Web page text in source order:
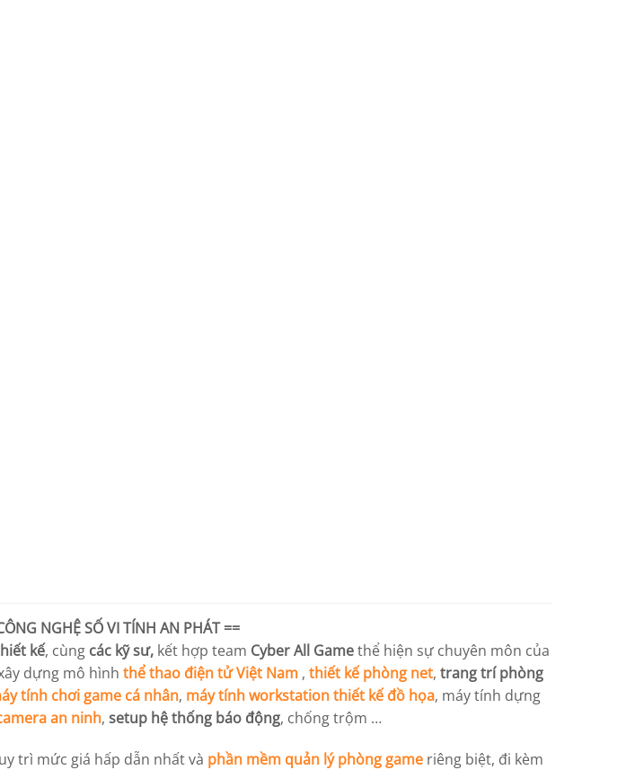
NGHỆ SỐ VI TÍNH AN PHÁT==
kế, cùng các kỹ sư, kết hợp team Cyber All Gamethể hiện sự chuyên môn của
dựng mô hình thể thao điện tử Việt Nam, thiết kế phòng net, trang trí phòng
tính chơi game cá nhân, máy tính workstation thiết kế đồ họa, máy tính dựng
an ninh, setup hệ thống báo động, chống trộm …
trì mức giá hấp dẫn nhất và phần mềm quản lý phòng gameriêng biệt, đi kèm